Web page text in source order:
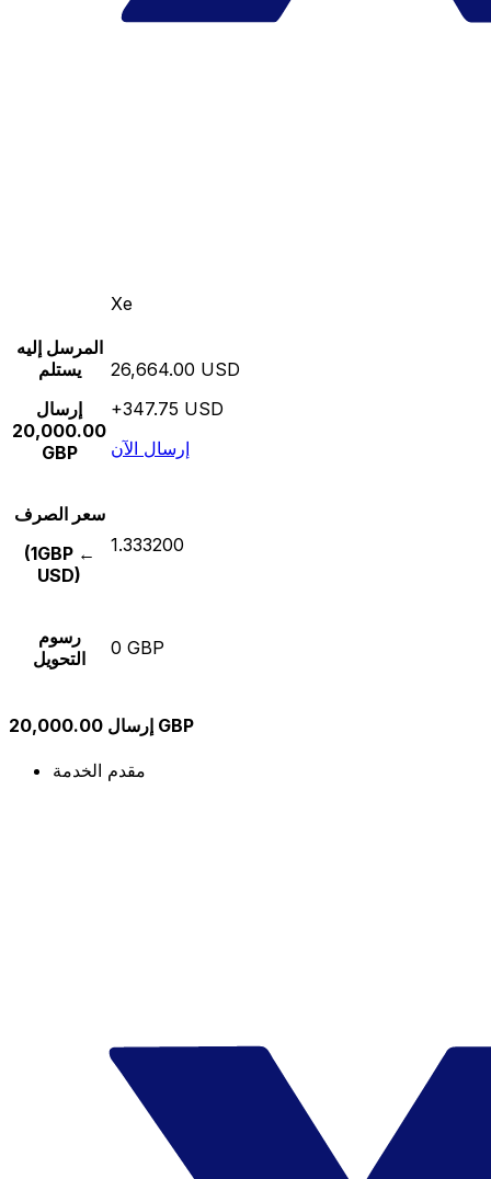
Xe
المرسل إليه
يستلم
إرسال
20,000.00
GBP
26,664.00 USD
+347.75 USD
إرسال الآن
سعر الصرف
(1GBP ←
USD)
1.333200
رسوم
التحويل
0 GBP
إرسال 20,000.00 GBP
مقدم الخدمة